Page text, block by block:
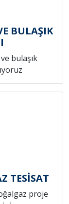
BULAŞIK
bulaşık
TESİSAT
proje